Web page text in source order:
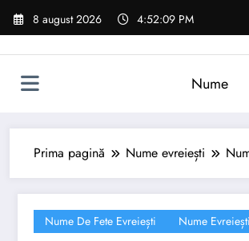
Sari
8 august 2026 4:52:10 PM
Nume
Prima pagină Nume evreiești
Nume De Fete Evreiești Nume Evreiești